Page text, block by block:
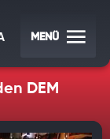
MENÜ
DEM